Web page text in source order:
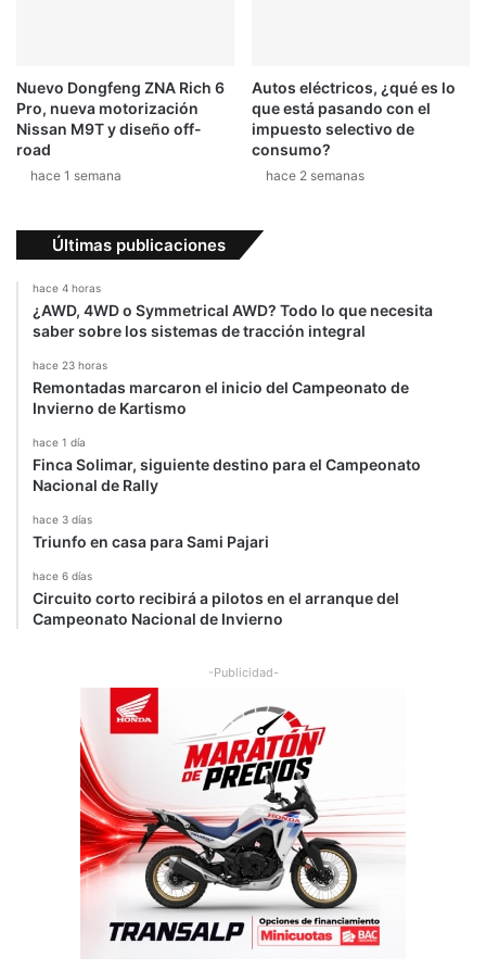
Nuevo Dongfeng ZNA Rich 6
Pro, nueva motorización
Nissan M9T y diseño off-
road
hace 1 semana
Autos eléctricos, ¿qué es lo
que está pasando con el
impuesto selectivo de
consumo?
hace 2 semanas
Últimas publicaciones
hace 4 horas
¿AWD, 4WD o Symmetrical AWD? Todo lo que necesita
saber sobre los sistemas de tracción integral
hace 23 horas
Remontadas marcaron el inicio del Campeonato de
Invierno de Kartismo
hace 1 día
Finca Solimar, siguiente destino para el Campeonato
Nacional de Rally
hace 3 días
Triunfo en casa para Sami Pajari
hace 6 días
Circuito corto recibirá a pilotos en el arranque del
Campeonato Nacional de Invierno
-Publicidad-